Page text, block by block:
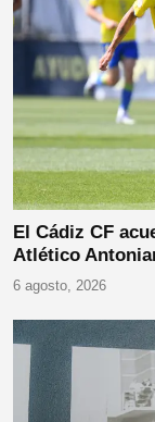
El Cádiz CF
Atlético
6 agosto, 2026